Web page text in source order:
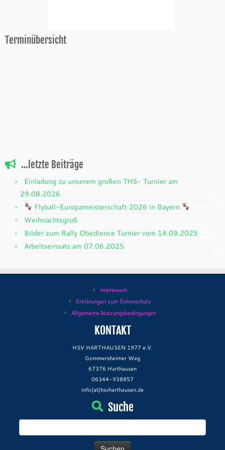
Terminübersicht
…letzte Beiträge
Einladung zu unserem großen THS- Turnier am
29.08.2026
Flyball-Europameisterschaft 2026 in Bayern
Weihnachtsgruß
Bilder zum Rally Obedience Turnier vom 14.09.2025
Arbeitseinsatz am 07.06.2025
Impressum
Erklärungen zum Datenschutz
Allgemeine Nutzungsbedingungen
KONTAKT
HSV HARTHAUSEN 1977 e.V.
Gommersheimer Weg
67376 Harthausen
06344-938857
info(at)hsvharthausen.de
Suche
Suchen